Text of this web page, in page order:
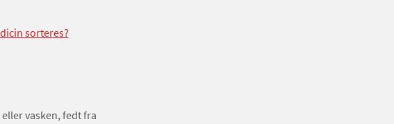
sorteres?
vasken, fedt fra